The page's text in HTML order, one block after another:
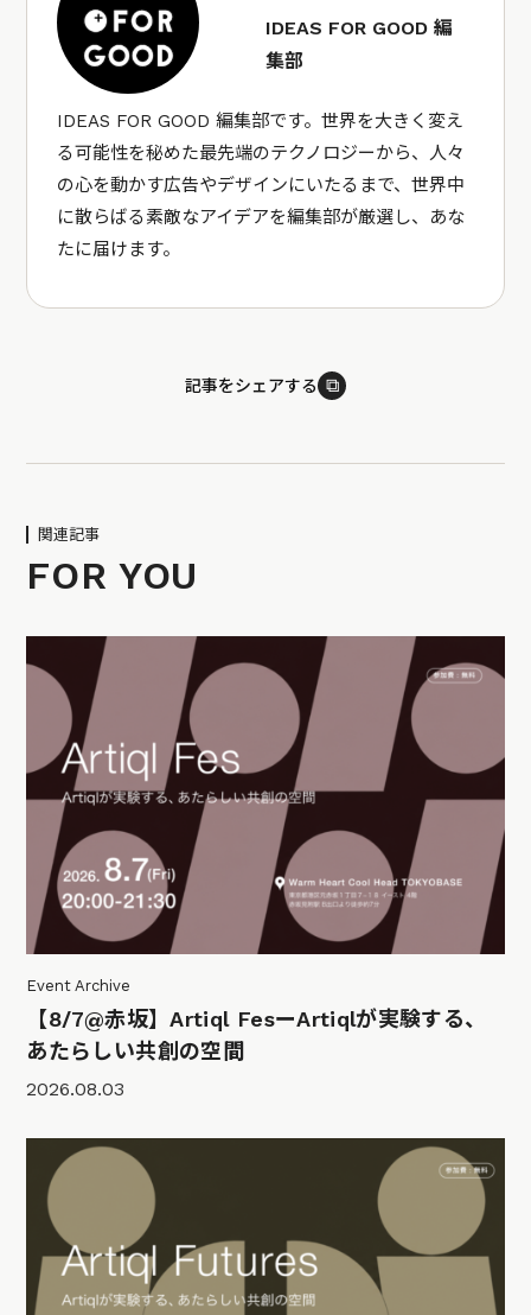
IDEAS FOR GOOD 編
集部
IDEAS FOR GOOD 編集部です。世界を大きく変え
る可能性を秘めた最先端のテクノロジーから、人々
の心を動かす広告やデザインにいたるまで、世界中
に散らばる素敵なアイデアを編集部が厳選し、あな
たに届けます。
記事をシェアする ⧉
関連記事
FOR YOU
Event Archive
【8/7@赤坂】Artiql FesーArtiqlが実験する、
あたらしい共創の空間
2026.08.03